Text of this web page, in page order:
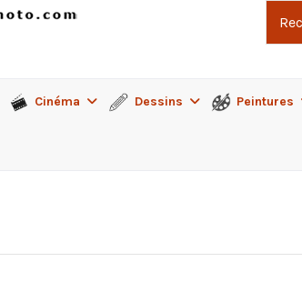
Cinéma Dessins Peintures